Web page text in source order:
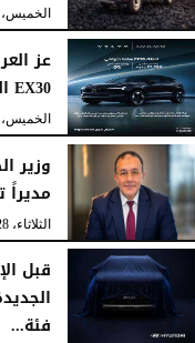
الخميس، 30 يوليو 2026
EX30 الكهربائية بتسهيلات تمويل تبدأ...
الخميس، 30 يوليو 2026
وزير
مديراً
الثلاثاء، 28 يوليو 2026
فئة...